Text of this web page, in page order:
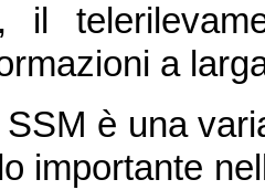
il
a
è una
importante